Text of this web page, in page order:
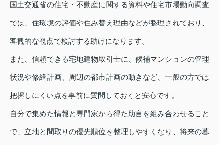
国土交通省の住宅・不動産に関する資料や住宅市場動向調査
では、住環境の評価や住み替え理由などが整理されており、
客観的な視点で検討する助けになります。
また、信頼できる宅地建物取引士に、候補マンションの管理
状況や修繕計画、周辺の都市計画の動きなど、一般の方では
把握しにくい点を事前に質問しておくと安心です。
自分で集めた情報と専門家から得た助言を組み合わせること
で、立地と間取りの優先順位を整理しやすくなり、将来の暮